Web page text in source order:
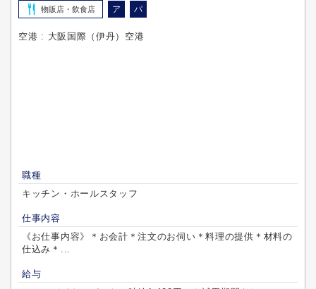
物販店・飲食店 ア パ
空港 : 大阪国際（伊丹）空港
職種
キッチン・ホールスタッフ
仕事内容
《お仕事内容》＊お会計＊注文のお伺い＊料理の提供＊材料の
仕込み＊...
給与